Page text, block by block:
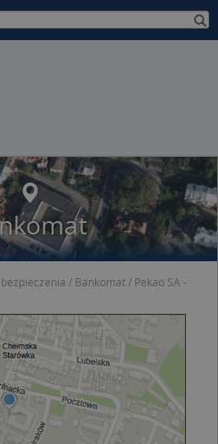
Bankomat
Pekao SA -